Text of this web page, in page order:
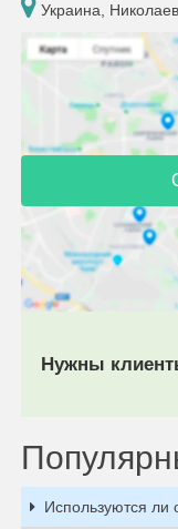
Украина,
Нужны
Используются ли